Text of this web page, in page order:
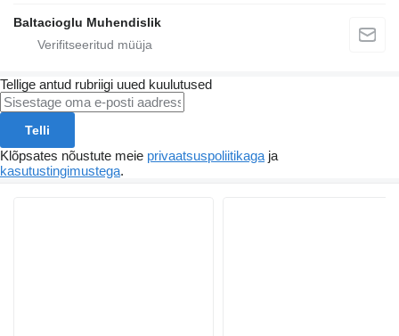
Baltacioglu Muhendislik
Tellige antud rubriigi uued kuulutused
Telli
Klõpsates nõustute meie privaatsuspoliitikaga ja
kasutustingimustega.